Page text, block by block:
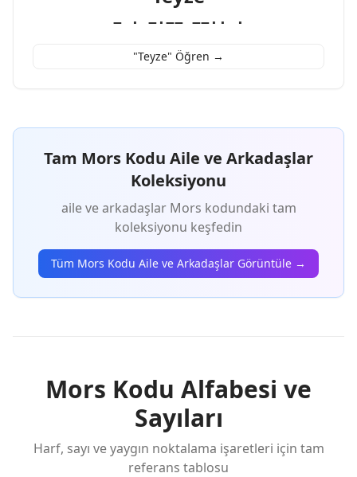
− · −·−− −−·· ·
"Teyze" Öğren →
Tam Mors Kodu Aile ve Arkadaşlar
Koleksiyonu
aile ve arkadaşlar Mors kodundaki tam
koleksiyonu keşfedin
Tüm Mors Kodu Aile ve Arkadaşlar Görüntüle →
Mors Kodu Alfabesi ve
Sayıları
Harf, sayı ve yaygın noktalama işaretleri için tam
referans tablosu